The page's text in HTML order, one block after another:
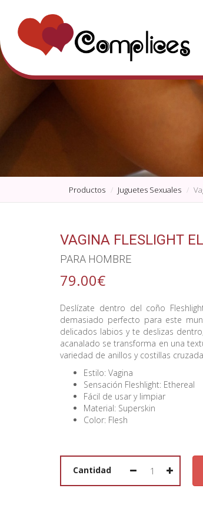
Productos Juguetes Sexuales
VAGINA FLESLIGHT
PARA HOMBRE
79.00€
Deslízate dentro del coño
demasiado perfecto para este
delicados labios y te deslizas
acanalado se transforma en una
variedad de anillos y costillas
Estilo: Vagina
Sensación Fleshlight: Ethereal
Fácil de usar y limpiar
Material: Superskin
Color: Flesh
Cantidad
FAVORITOS
SOBRE NOSOTRAS